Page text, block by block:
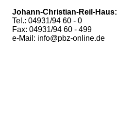
Johann-Christian-Reil-Haus:
Tel.: 04931/94 60 - 0
Fax: 04931/94 60 - 499
e-Mail: info@pbz-online.de